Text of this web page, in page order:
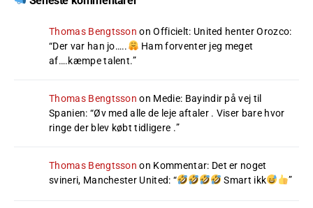
Thomas Bengtsson onOfficielt: United henter Orozco:
“Der var han jo…..
Ham forventer jeg meget
af….kæmpe talent.”
Thomas Bengtsson on Medie: Bayindir på vej til
Spanien: “Øv med alle de leje aftaler . Viser bare hvor
ringe der blev købt tidligere .”
Thomas Bengtsson on Kommentar: Det er noget
svineri, Manchester United: “ Smart ikk ”